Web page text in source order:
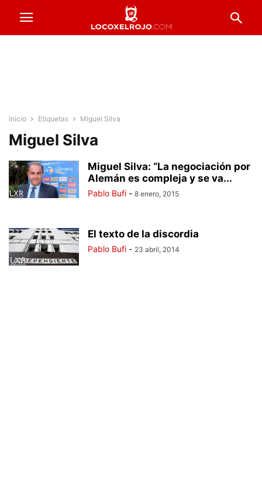
Inicio Etiquetas Miguel Silva
Miguel Silva
Miguel Silva: “La negociación por
Alemán es compleja y se va...
Pablo Bufi - 8 enero, 2015
El texto de la discordia
Pablo Bufi - 23 abril, 2014